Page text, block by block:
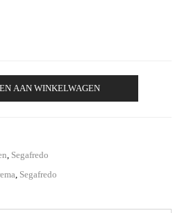
AAN WINKELWAGEN
Segafredo
Segafredo